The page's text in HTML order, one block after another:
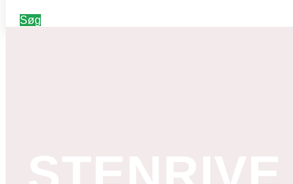
Søg